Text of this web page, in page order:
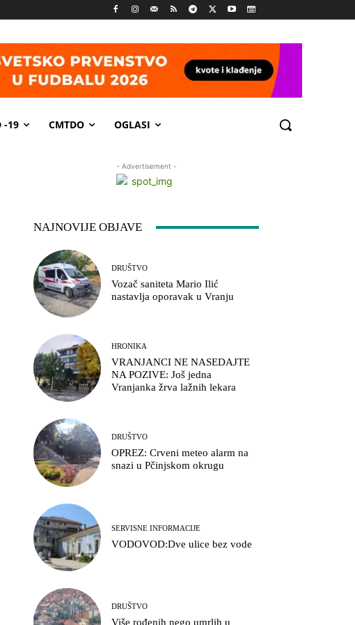
-19 CMTDO OGLASI
- Advertisement -
NAJNOVIJE OBJAVE
DRUŠTVO
Vozač saniteta Mario Ilić
nastavlja oporavak u Vranju
HRONIKA
VRANJANCI NE NASEDAJTE
NA POZIVE: Još jedna
Vranjanka žrva lažnih lekara
DRUŠTVO
OPREZ: Crveni meteo alarm na
snazi u Pčinjskom okrugu
SERVISNE INFORMACIJE
VODOVOD:Dve ulice bez vode
DRUŠTVO
Više rođenih nego umrlih u